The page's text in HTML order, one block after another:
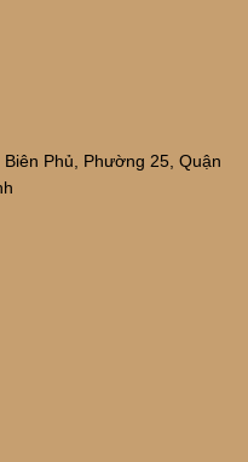
Phủ, Phường 25, Quận